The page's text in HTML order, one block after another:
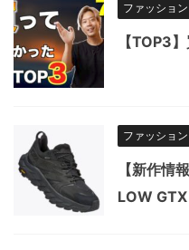
ファッション
【TOP3
ファッション
【新作情
LOW GTX